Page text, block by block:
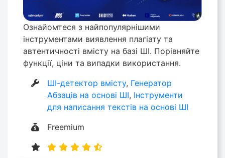
Ознайомтеся з найпопулярнішими
інструментами виявлення плагіату та
автентичності вмісту на базі ШІ. Порівняйте
функції, ціни та випадки використання.
ШІ-детектор вмісту, Генератор
Абзаців на основі ШІ, Інструменти
для написання текстів на основі ШІ
Freemium